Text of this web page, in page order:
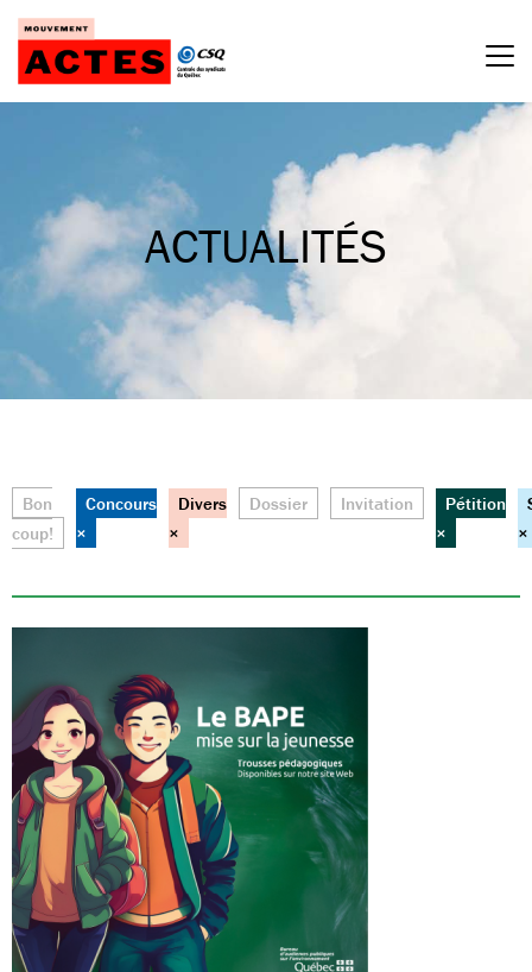
Passer
contenu
ACTUALITÉS
Bon
coup!
Concours
×
Divers
×
Dossier Invitation
Pétition
×
×